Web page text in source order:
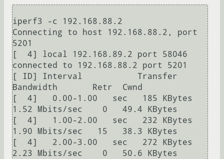
iperf3 -c 192.168.88.2
Connecting to host 192.168.88.2, port
5201
[  4] local 192.168.89.2 port 58046
connected to 192.168.88.2 port 5201
[ ID] Interval           Transfer
Bandwidth       Retr  Cwnd
[  4]   0.00-1.00   sec   185 KBytes
1.52 Mbits/sec    0   49.4 KBytes
[  4]   1.00-2.00   sec   232 KBytes
1.90 Mbits/sec   15   38.3 KBytes
[  4]   2.00-3.00   sec   272 KBytes
2.23 Mbits/sec    0   50.6 KBytes